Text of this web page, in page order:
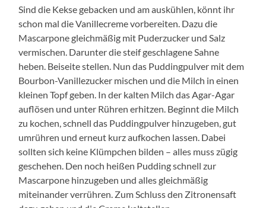
Sind die Kekse gebacken und am auskühlen, könnt ihr
schon mal die Vanillecreme vorbereiten. Dazu die
Mascarpone gleichmäßig mit Puderzucker und Salz
vermischen. Darunter die steif geschlagene Sahne
heben. Beiseite stellen. Nun das Puddingpulver mit dem
Bourbon-Vanillezucker mischen und die Milch in einen
kleinen Topf geben. In der kalten Milch das Agar-Agar
auflösen und unter Rühren erhitzen. Beginnt die Milch
zu kochen, schnell das Puddingpulver hinzugeben, gut
umrühren und erneut kurz aufkochen lassen. Dabei
sollten sich keine Klümpchen bilden – alles muss zügig
geschehen. Den noch heißen Pudding schnell zur
Mascarpone hinzugeben und alles gleichmäßig
miteinander verrühren. Zum Schluss den Zitronensaft